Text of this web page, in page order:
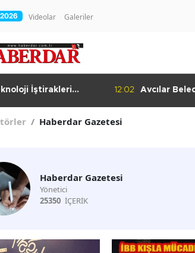
Videolar Galeriler
İştirakleri
12:02 Avcılar
/ Haberdar Gazetesi
Haberdar Gazetesi
Yönetici
25350 İÇERİK